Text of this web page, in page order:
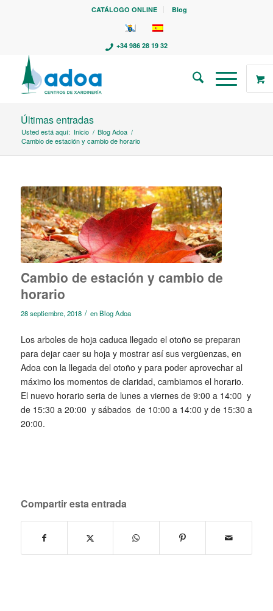
CATÁLOGO ONLINE Blog
+34 986 28 19 32
Últimas entradas
Usted está aquí: Inicio / Blog Adoa /
Cambio de estación y cambio de horario
Cambio de estación y cambio de
horario
28 septiembre, 2018 / enBlog Adoa
Los arboles de hoja caduca llegado el otoño se preparan
para dejar caer su hoja y mostrar así sus vergüenzas, en
Adoa con la llegada del otoño y para poder aprovechar al
máximo los momentos de claridad, cambiamos el horario.
El nuevo horario seria de lunes a viernes de 9:00 a 14:00 y
de 15:30 a 20:00 y sábados de 10:00 a 14:00 y de 15:30 a
20:00.
Compartir esta entrada